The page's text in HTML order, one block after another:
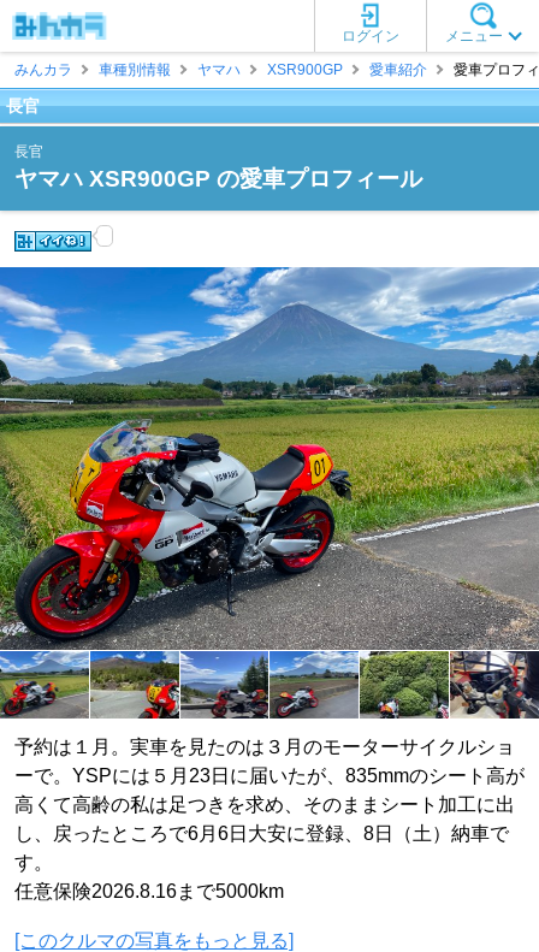
メニュー
ログイン
みんカラ
車種別情報 ヤマハ XSR900GP 愛車紹介 愛車プロフ
長官
長官
ヤマハ XSR900GP の愛車プロフィール
予約は１月。実車を見たのは３月のモーターサイクルショ
ーで。YSPには５月23日に届いたが、835mmのシート高が
高くて高齢の私は足つきを求め、そのままシート加工に出
し、戻ったところで6月6日大安に登録、8日（土）納車で
す。
任意保険2026.8.16まで5000km
[このクルマの写真をもっと見る]